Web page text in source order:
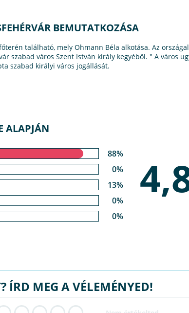
BEMUTATKOZÁSA
található, mely Ohmann Béla alkotása. Az
szabad város Szent István király kegyéből. " A város
szabad királyi város jogállását.
ALAPJÁN
88%
0%
13%
0%
0%
ÍRD MEG A VÉLEMÉNYED!